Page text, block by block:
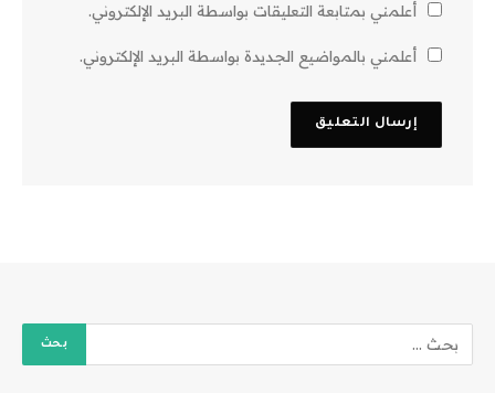
أعلمني بمتابعة التعليقات بواسطة البريد الإلكتروني.
أعلمني بالمواضيع الجديدة بواسطة البريد الإلكتروني.